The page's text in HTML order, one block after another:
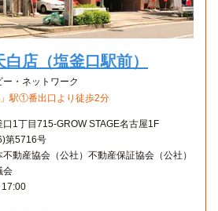
店（塩釜口駅前）
・ネットワーク
駅①番出口より徒歩2分
1丁目715-GROW STAGE名古屋1F
第5716号
動産協会（公社）不動産保証協会（公社）
会
17:00